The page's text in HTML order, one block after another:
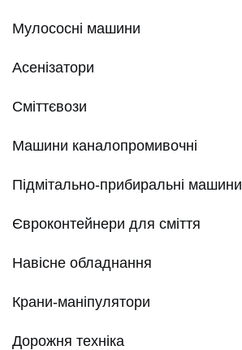
Мулососні машини
Асенізатори
Сміттєвози
Машини каналопромивочні
Підмітально-прибиральні машини
Євроконтейнери для сміття
Навісне обладнання
Крани-маніпулятори
Дорожня техніка